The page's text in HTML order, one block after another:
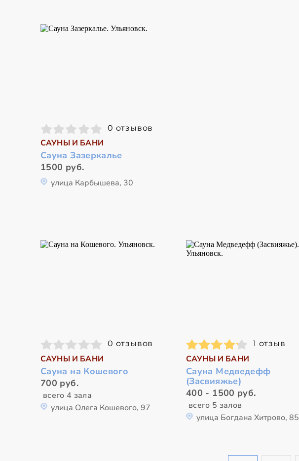
0 отзывов
САУНЫ И БАНИ
Сауна Зазеркалье
1500 руб.
улица Карбышева, 30
0 отзывов
САУНЫ И БАНИ
Сауна на Кошевого
700 руб.
всего 4 зала
улица Олега Кошевого, 97
1 отзыв
САУНЫ И БАНИ
Сауна Медведефф
(Засвияжье)
400 - 1500 руб.
всего 5 залов
улица Богдана Хитрово, 85